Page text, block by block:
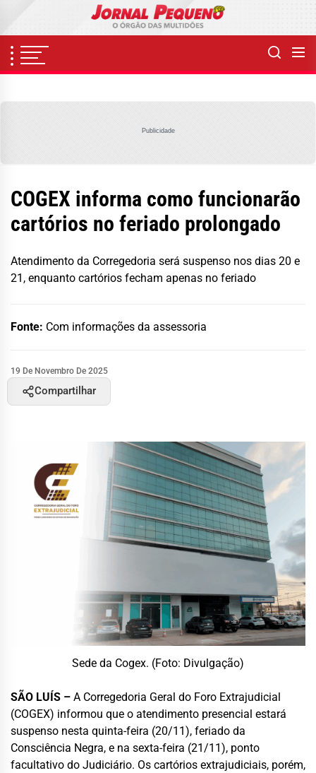
content
Publicidade
COGEX informa como funcionarão
cartórios no feriado prolongado
Atendimento da Corregedoria será suspenso nos dias 20 e
21, enquanto cartórios fecham apenas no feriado
Fonte: Com informações da assessoria
19 De Novembro De 2025
Compartilhar
Sede da Cogex. (Foto: Divulgação)
SÃO LUÍS – A Corregedoria Geral do Foro Extrajudicial
(COGEX) informou que o atendimento presencial estará
suspenso nesta quinta-feira (20/11), feriado da
Consciência Negra, e na sexta-feira (21/11), ponto
facultativo do Judiciário. Os cartórios extrajudiciais, porém,